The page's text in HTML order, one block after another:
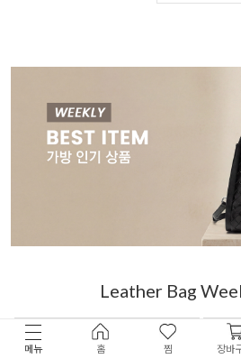
Leather Bag
메뉴 홈 찜 장바